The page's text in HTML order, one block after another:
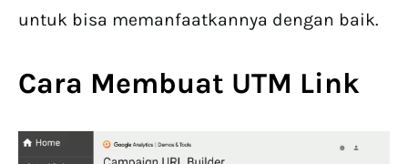
untuk bisa memanfaatkannya dengan baik.
Cara Membuat UTM Link